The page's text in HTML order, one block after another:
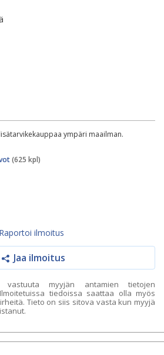
ympäri maailman.
(625 kpl)
Raportoi ilmoitus
Jaa ilmoitus
myyjän antamien tietojen
tiedoissa saattaa olla myös
Tieto on siis sitova vasta kun myyjä